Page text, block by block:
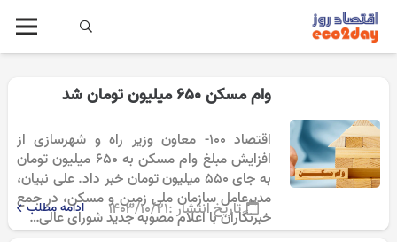
وام مسکن 650 میلیون تومان شد
اقتصاد 100- معاون وزیر راه و شهرسازی از
افزایش مبلغ وام مسکن به ۶۵۰ میلیون تومان
به جای ۵۵۰ میلیون تومان خبر داد. علی نبیان،
مدیرعامل سازمان ملی زمین و مسکن، در جمع
خبرنگاران با اعلام مصوبه جدید شورای عالی…
تاریخ انتشار :۱۴۰۳/۱۰/۲۱ ادامه مطلب